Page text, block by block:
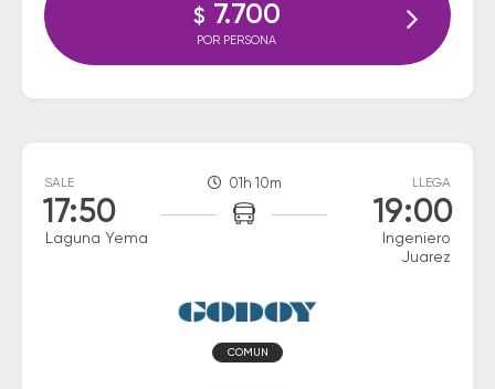
$ 7.700
POR PERSONA
SALE
17:50
Laguna Yema
01h 10m LLEGA
19:00
Ingeniero
Juarez
COMUN